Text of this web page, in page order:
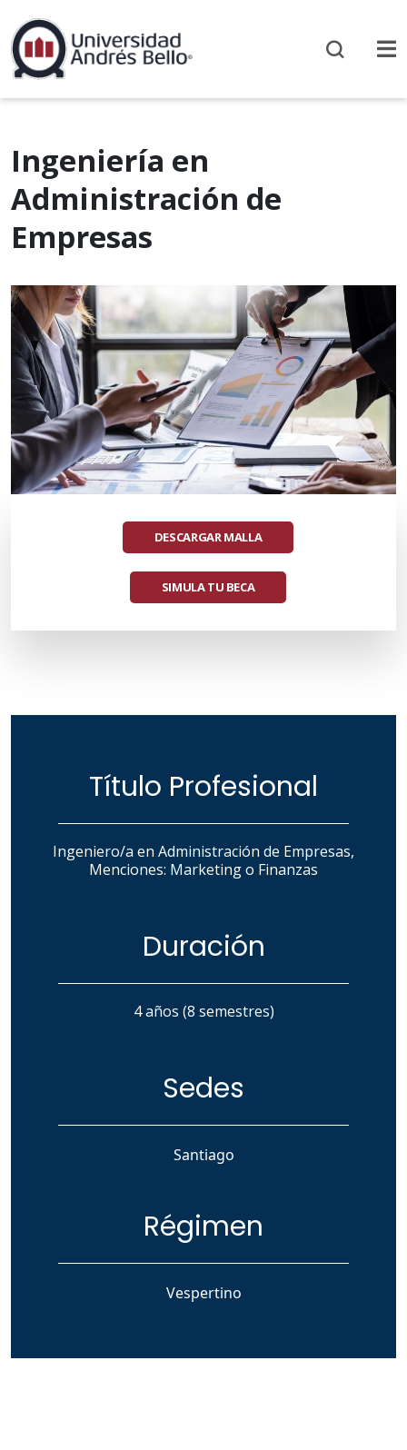
Ingeniería en
Administración de
Empresas
DESCARGAR MALLA
SIMULA TU BECA
Título Profesional
Ingeniero/a en Administración de Empresas,
Menciones: Marketing o Finanzas
Duración
4 años (8 semestres)
Sedes
Santiago
Régimen
Vespertino